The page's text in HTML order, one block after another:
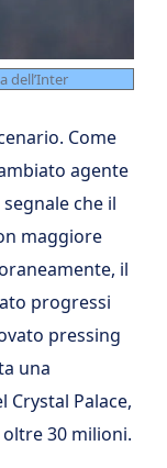
dell’Inter
Come
agente
che il
maggiore
il
progressi
pressing
una
Crystal Palace,
30 milioni.